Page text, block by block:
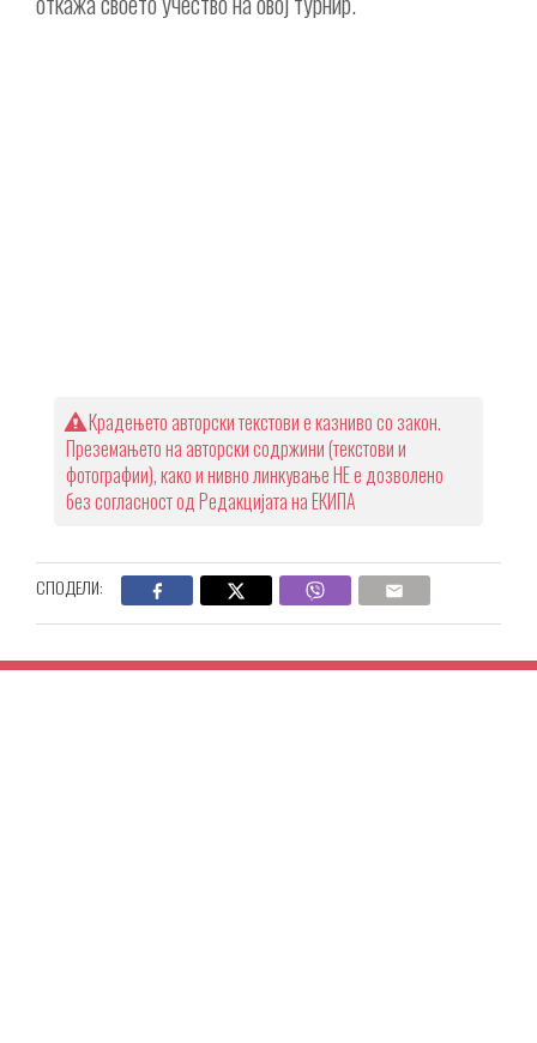
Крадењето авторски текстови е казниво со закон.
Преземањето на авторски содржини (текстови и
фотографии), како и нивно линкување НЕ е дозволено
без согласност од Редакцијата на ЕКИПА
СПОДЕЛИ: